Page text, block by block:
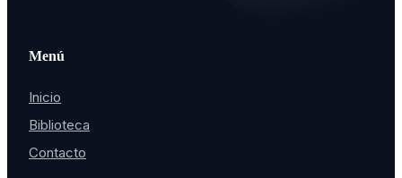
Menú
Inicio
Biblioteca
Contacto